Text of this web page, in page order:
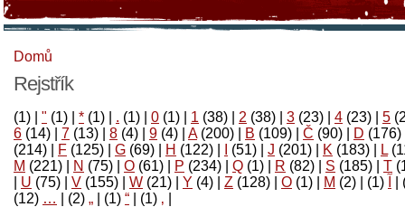
Domů
Rejstřík
(1) " (1) * (1) . (1) 0 (1) 1 (38) 2 (38) 3 (23) 4 (23) 5
6 (14) 7 (13) 8 (4) 9 (4) A(200) B (109) Č (90) D (176)
(214)
F (125) G (69) H (122) (51) J (201) K (183) L
M (221) N (75) O (61) P (234) Q (1) R (82) S (185) T
U (75) V (155) W (21) Y (4) Z (128) Ο (1) М (2)
(1)
‚
(1)
“
(1)
„
(2)
…
(12)